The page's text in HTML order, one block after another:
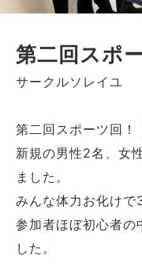
第二回スポ
サークルソレイユ
第二回スポーツ回！
新規の男性2名、女
ました。
みんな体力お化けで
参加者ほぼ初心者の
した。